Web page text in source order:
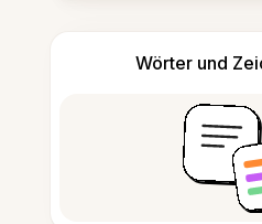
Wörter und